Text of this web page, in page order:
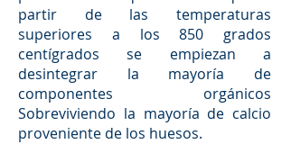
partir de las temperaturas
superiores a los 850 grados
centígrados se empiezan a
desintegrar la mayoría de
componentes orgánicos
Sobreviviendo la mayoría de calcio
proveniente de los huesos.